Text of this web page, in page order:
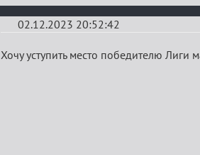
02.12.2023 20:52:42
Re:
Хочу уступить место победителю Лиги